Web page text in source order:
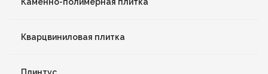
Кварцвиниловая плитка